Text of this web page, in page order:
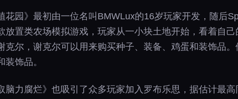
花园》最初由一位名叫BMWLux的16岁玩家开发，随后
放置类农场模拟游戏，玩家从一小块土地开始，看着自
克尔，谢克尔可以用来购买种子、装备、鸡蛋和装饰品
装饰品。
脑力腐烂》也吸引了众多玩家加入罗布乐思，据估计最